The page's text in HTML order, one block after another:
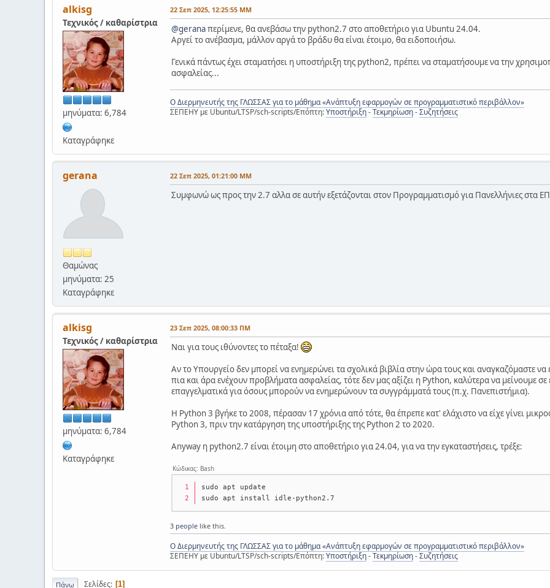
alkisg
Τεχνικός / καθαρίστρια
μηνύματα: 6,784
Καταγράφηκε
22 Σεπ 2025, 12:25:55 ΜΜ
@geranaπερίμενε, θα ανεβάσω την python2.7 στο αποθετήριο για Ubuntu 24.04.
Αργεί το ανέβασμα, μάλλον αργά το βράδυ θα είναι έτοιμο, θα ειδοποιήσω.
Γενικά πάντως έχει σταματήσει η υποστήριξη της python2, πρέπει να σταματήσουμε να την
ασφαλείας...
Ο Διερμηνευτής της ΓΛΩΣΣΑΣ για το μάθημα «Ανάπτυξη εφαρμογών σε προγραμματιστικό περιβάλλον»
ΣΕΠΕΗΥ με Ubuntu/LTSP/sch-scripts/Επόπτη:Υποστήριξη-Τεκμηρίωση-Συζητήσεις
gerana
Θαμώνας
μηνύματα: 25
Καταγράφηκε
22 Σεπ 2025, 01:21:00 ΜΜ
Συμφωνώ ως προς την 2.7 αλλα σε αυτήν εξετάζονται στον Προγραμματισμό για Πανελλήνιες στα
alkisg
Τεχνικός / καθαρίστρια
μηνύματα: 6,784
Καταγράφηκε
23 Σεπ 2025, 08:00:33 ΠΜ
Ναι για τους ιθύνοντες το πέταξα!
Αν το Υπουργείο δεν μπορεί να ενημερώνει τα σχολικά βιβλία στην ώρα τους και αναγκαζόμαστε
πια και άρα ενέχουν προβλήματα ασφαλείας, τότε δεν μας αξίζει η Python, καλύτερα να μείνουμε
επαγγελματικά για όσους μπορούν να ενημερώνουν τα συγγράμματά τους (π.χ. Πανεπιστήμια).
Η Python 3 βγήκε το 2008, πέρασαν 17 χρόνια από τότε, θα έπρεπε κατ' ελάχιστο να είχε γίνει
Python 3, πριν την κατάργηση της υποστήριξης της Python 2 το 2020.
Anyway η python2.7 είναι έτοιμη στο αποθετήριο για 24.04, για να την εγκαταστήσεις, τρέξε:
Κώδικας: Bash
sudo apt update
sudo apt install idle-python2.7
3 people like this.
Ο Διερμηνευτής της ΓΛΩΣΣΑΣ για το μάθημα «Ανάπτυξη εφαρμογών σε προγραμματιστικό περιβάλλον»
ΣΕΠΕΗΥ με Ubuntu/LTSP/sch-scripts/Επόπτη:Υποστήριξη-Τεκμηρίωση-Συζητήσεις
Πάνω Σελίδες 1